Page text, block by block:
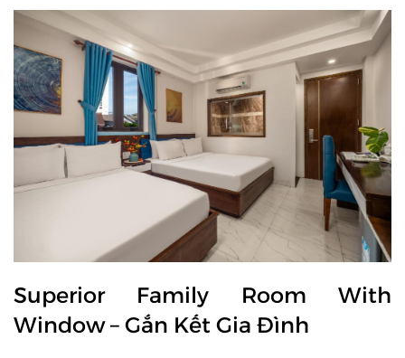
Superior Family Room With
Window – Gắn Kết Gia Đình